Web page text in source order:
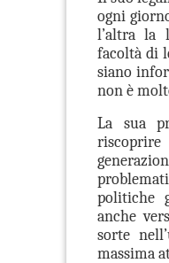
ogni
l’altra la
facoltà di
siano
non è
La sua
politiche
anche
sorte
massima